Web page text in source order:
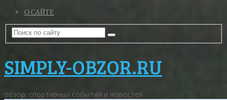
О САЙТЕ
SIMPLY-OBZOR.RU
обзор: спортивных событий и новостей